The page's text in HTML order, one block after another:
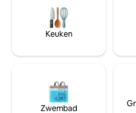
en is ontworpen voor een koppel (2)
op zoek is naar een romantisch
Op 8 minuten van het dorp
Blowing Rock. Kom gerust evenKeuken
Zwembad